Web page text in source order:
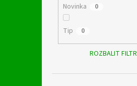
Novinka 0
Tip 0
ROZBALIT FILTR